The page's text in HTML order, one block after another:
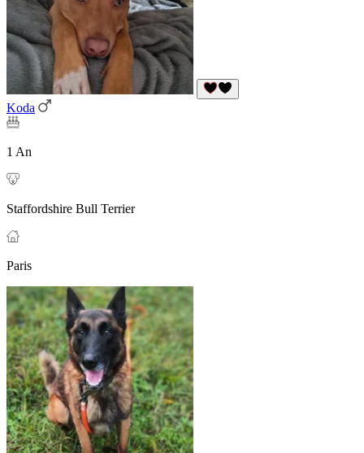
Koda
1 An
Staffordshire Bull Terrier
Paris